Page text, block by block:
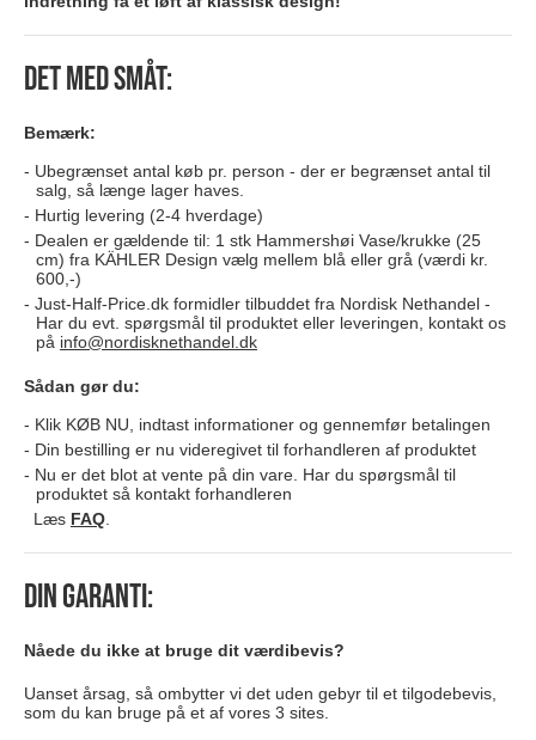
Det med småt:
Bemærk:
Ubegrænset antal køb pr. person - der er begrænset antal til
salg, så længe lager haves.
Hurtig levering (2-4 hverdage)
Dealen er gældende til: 1 stk Hammershøi Vase/krukke (25
cm) fra KÄHLER Design vælg mellem blå eller grå (værdi kr.
600,-)
Just-Half-Price.dk formidler tilbuddet fra Nordisk Nethandel -
Har du evt. spørgsmål til produktet eller leveringen, kontakt os
på info@nordisknethandel.dk
Sådan gør du:
Klik KØB NU, indtast informationer og gennemfør betalingen
Din bestilling er nu videregivet til forhandleren af produktet
Nu er det blot at vente på din vare. Har du spørgsmål til
produktet så kontakt forhandleren
Læs FAQ.
Din garanti:
Nåede du ikke at bruge dit værdibevis?
Uanset årsag, så ombytter vi det uden gebyr til et tilgodebevis,
som du kan bruge på et af vores 3 sites.